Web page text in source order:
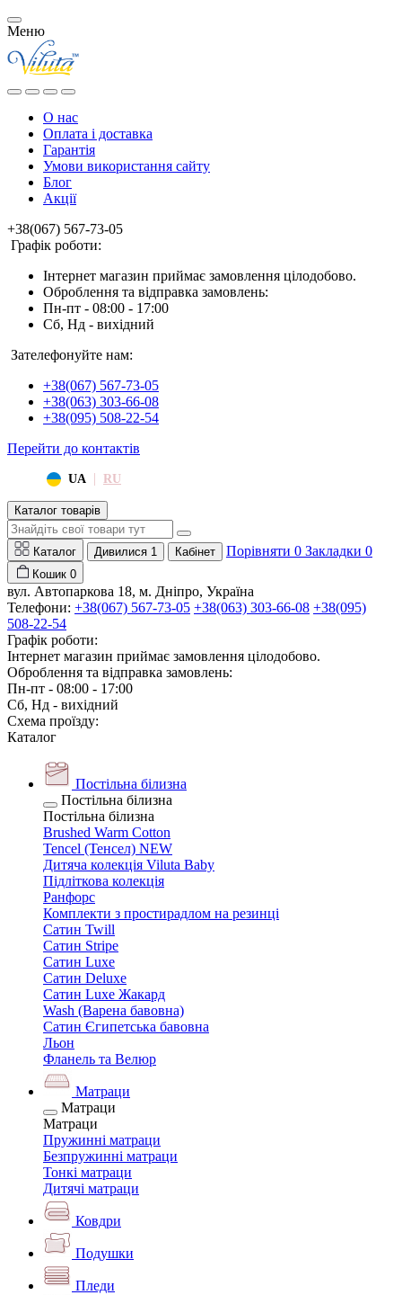
Меню
О нас
Оплата і доставка
Гарантія
Умови використання сайту
Блог
Акції
+38(067) 567-73-05
Графік роботи:
Інтернет магазин приймає замовлення цілодобово.
Оброблення та відправка замовлень:
Пн-пт - 08:00 - 17:00
Сб, Нд - вихідний
Зателефонуйте нам:
+38(067) 567-73-05
+38(063) 303-66-08
+38(095) 508-22-54
Перейти до контактів
UA | RU
Каталог товарів
Каталог Дивилися 1 Кабінет Порівняти 0 Закладки 0
Кошик 0
вул. Автопаркова 18, м. Дніпро, Україна
Телефони: +38(067) 567-73-05 +38(063) 303-66-08 +38(095)
508-22-54
Графік роботи:
Інтернет магазин приймає замовлення цілодобово.
Оброблення та відправка замовлень:
Пн-пт - 08:00 - 17:00
Сб, Нд - вихідний
Схема проїзду:
Каталог
Постільна білизна
Постільна білизна
Постільна білизна
Brushed Warm Cotton
Tencel (Тенсел) NEW
Дитяча колекція Viluta Baby
Підліткова колекція
Ранфорс
Комплекти з простирадлом на резинці
Сатин Twill
Сатин Stripe
Сатин Luxe
Сатин Deluxe
Сатин Luxe Жакард
Wash (Варена бавовна)
Сатин Єгипетська бавовна
Льон
Фланель та Велюр
Матраци
Матраци
Матраци
Пружинні матраци
Безпружинні матраци
Тонкі матраци
Дитячі матраци
Ковдри
Подушки
Пледи